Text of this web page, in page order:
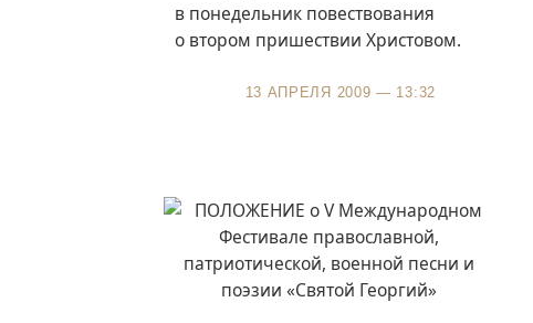
в понедельник повествования
о втором пришествии Христовом.
13 АПРЕЛЯ 2009 — 13:32